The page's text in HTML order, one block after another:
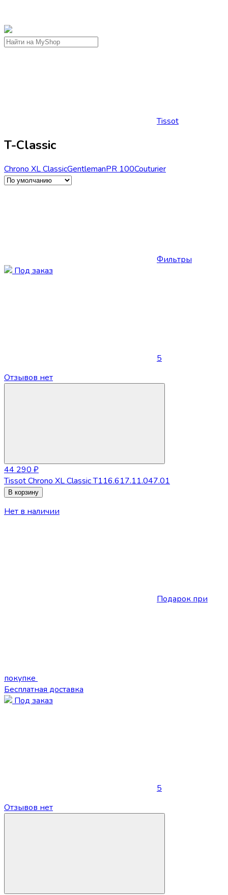
Tissot
T-Classic
Chrono XL ClassicGentlemanPR 100Couturier
Фильтры
Под заказ
5
Отзывов нет
44 290 ₽
Tissot Chrono XL Classic T116.617.11.047.01
В корзину
Нет в наличии
Подарок при
покупке
Бесплатная доставка
Под заказ
5
Отзывов нет